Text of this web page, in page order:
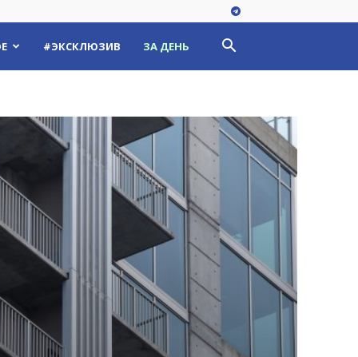
#ЭКСКЛЮЗИВ ЗА ДЕНЬ